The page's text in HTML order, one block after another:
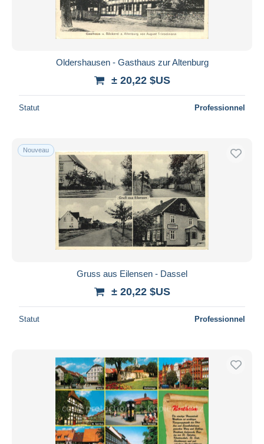
Oldershausen - Gasthaus zur Altenburg
± 20,22 $US
Statut Professionnel
Nouveau
Gruss aus Eilensen - Dassel
± 20,22 $US
Statut Professionnel